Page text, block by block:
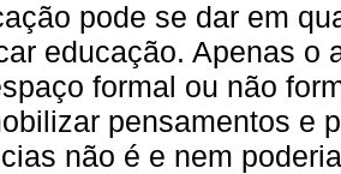
pode se dar em
educação. Apenas o
formal ou não
pensamentos e
não é e nem